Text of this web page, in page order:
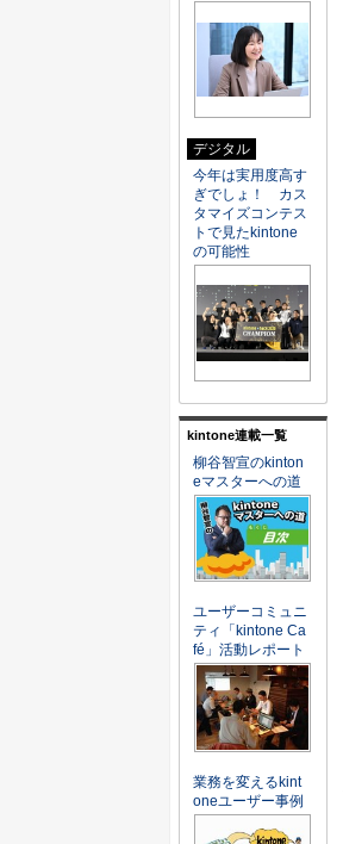
デジタル
今年は実用度高す
ぎでしょ！ カス
タマイズコンテス
トで見たkintone
の可能性
kintone連載一覧
柳谷智宣のkinton
eマスターへの道
ユーザーコミュニ
ティ「kintone Ca
fé」活動レポート
業務を変えるkint
oneユーザー事例